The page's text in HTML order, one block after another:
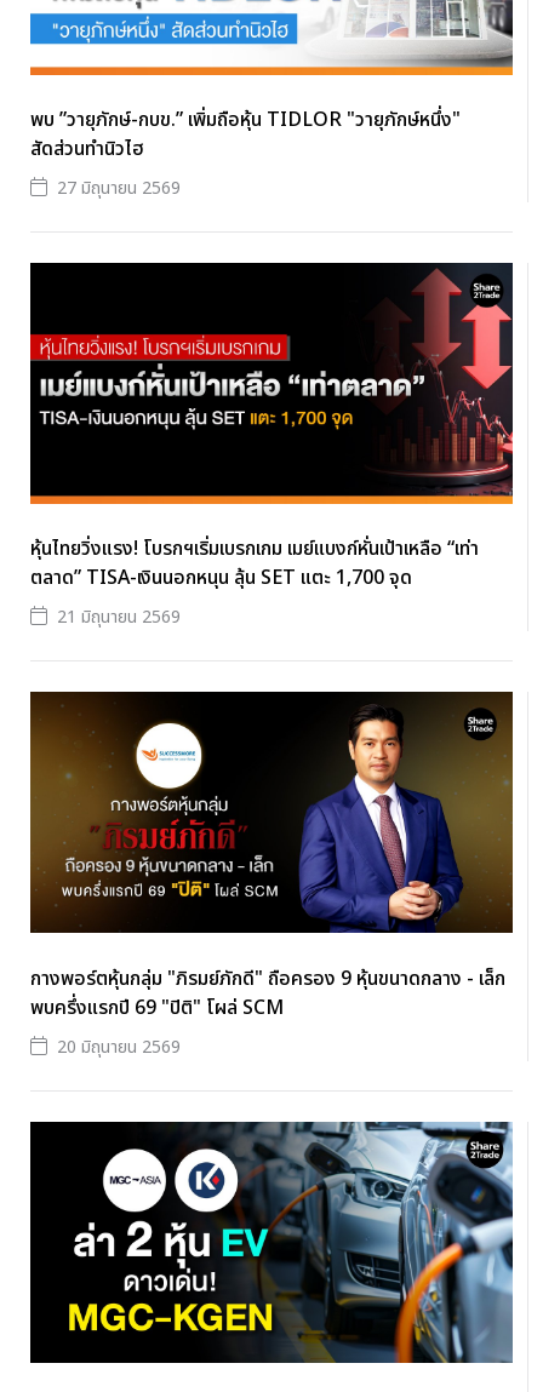
พบ ”วายุภักษ์-กบข.” เพิ่มถือหุ้น TIDLOR "วายุภักษ์หนึ่ง"
สัดส่วนทำนิวไฮ
27 มิถุนายน 2569
หุ้นไทยวิ่งแรง! โบรกฯเริ่มเบรกเกม เมย์แบงก์หั่นเป้าเหลือ “เท่า
ตลาด” TISA-เงินนอกหนุน ลุ้น SET แตะ 1,700 จุด
21 มิถุนายน 2569
กางพอร์ตหุ้นกลุ่ม "ภิรมย์ภักดี" ถือครอง 9 หุ้นขนาดกลาง - เล็ก
พบครึ่งแรกปี 69 "ปิติ" โผล่ SCM
20 มิถุนายน 2569